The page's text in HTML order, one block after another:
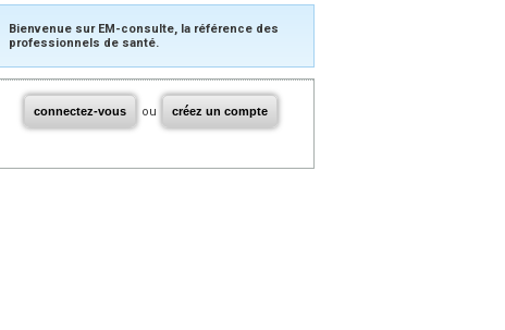
Bienvenue sur EM-consulte, la référence des
professionnels de santé.
connectez-vous ou créez un compte